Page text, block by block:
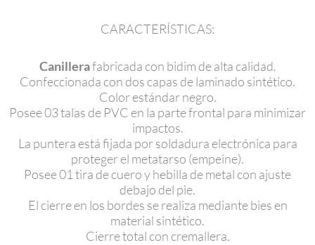
CARACTERÍSTICAS:
Canillerafabricada con bidim de alta calidad.
Confeccionada con dos capas de laminado sintético.
Color estándar negro.
Posee 03 talas de PVC en la parte frontal para minimizar
impactos.
La puntera está fijada por soldadura electrónica para
proteger el metatarso (empeine).
Posee 01 tira de cuero y hebilla de metal con ajuste
debajo del pie.
El cierre en los bordes se realiza mediante bies en
material sintético.
Cierre total con cremallera.